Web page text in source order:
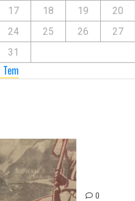
17
18 19 20
24
25 26 27
31
0